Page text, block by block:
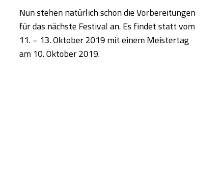
Nun stehen natürlich schon die Vorbereitungen
für das nächste Festival an. Es findet statt vom
11. – 13. Oktober 2019 mit einem Meistertag
am 10. Oktober 2019.